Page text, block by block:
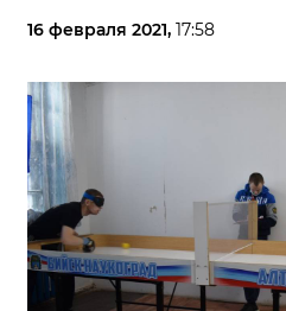
16 февраля 2021, 17:58